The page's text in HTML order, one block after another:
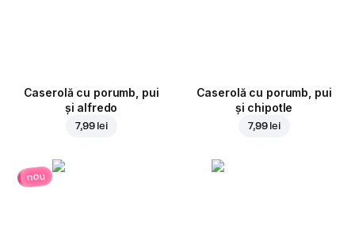
Caserolă cu porumb, pui
și alfredo
7,99 lei
Caserolă cu porumb, pui
și chipotle
7,99 lei
nou